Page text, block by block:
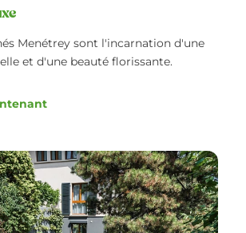
Menétrey sont l'incarnation d'une
et d'une beauté florissante.